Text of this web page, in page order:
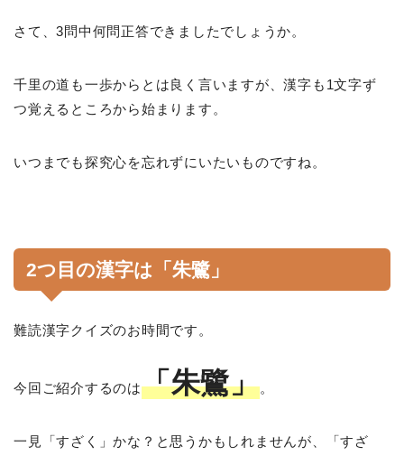
さて、3問中何問正答できましたでしょうか。
千里の道も一歩からとは良く言いますが、漢字も1文字ず
つ覚えるところから始まります。
いつまでも探究心を忘れずにいたいものですね。
2つ目の漢字は「朱鷺」
難読漢字クイズのお時間です。
今回ご紹介するのは「朱鷺」。
一見「すざく」かな？と思うかもしれませんが、「すざ